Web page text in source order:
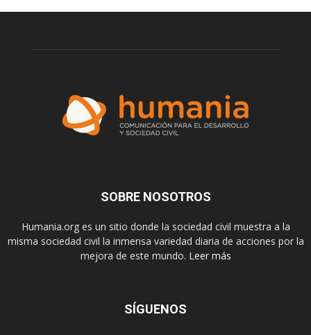
SOBRE NOSOTROS
Humania.org es un sitio donde la sociedad civil muestra a la
misma sociedad civil la inmensa variedad diaria de acciones por la
mejora de este mundo. Leer más
SÍGUENOS